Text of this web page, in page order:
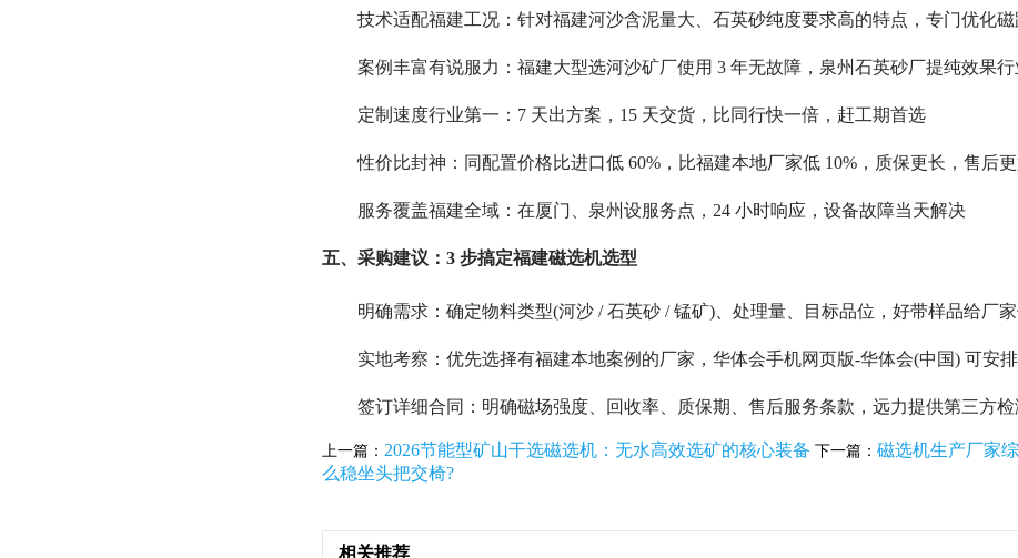
技术适配福建工况：针对福建河沙含泥量大、石英砂纯度要求高的特点，专门优化
案例丰富有说服力：福建大型选河沙矿厂使用 3 年无故障，泉州石英砂厂提纯效果
定制速度行业第一：7 天出方案，15 天交货，比同行快一倍，赶工期首选
性价比封神：同配置价格比进口低 60%，比福建本地厂家低 10%，质保更长，售后
服务覆盖福建全域：在厦门、泉州设服务点，24 小时响应，设备故障当天解决
五、采购建议：3 步搞定福建磁选机选型
明确需求：确定物料类型(河沙 / 石英砂 / 锰矿)、处理量、目标品位，好带样品给厂
实地考察：优先选择有福建本地案例的厂家，华体会手机网页版-华体会(中国) 可安
签订详细合同：明确磁场强度、回收率、质保期、售后服务条款，远力提供第三方
上一篇： 2026节能型矿山干选磁选机：无水高效选矿的核心装备 下一篇： 磁选机生产厂家
么稳坐头把交椅?
相关推荐